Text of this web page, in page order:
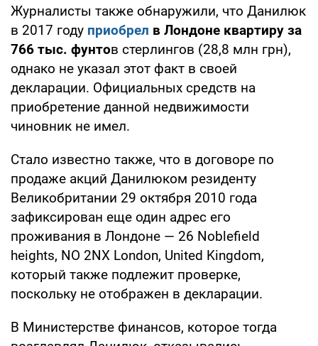
Журналисты также обнаружили, что Данилюк
в 2017 году приобрел в Лондоне квартиру за
766 тыс. фунтов стерлингов (28,8 млн грн),
однако не указал этот факт в своей
декларации. Официальных средств на
приобретение данной недвижимости
чиновник не имел.
Стало известно также, что в договоре по
продаже акций Данилюком резиденту
Великобритании 29 октября 2010 года
зафиксирован еще один адрес его
проживания в Лондоне — 26 Noblefield
heights, NO 2NX London, United Kingdom,
который также подлежит проверке,
поскольку не отображен в декларации.
В Министерстве финансов, которое тогда